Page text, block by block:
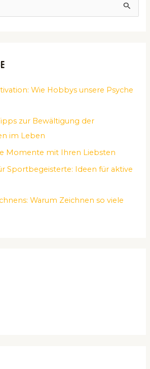
Wie Hobbys unsere Psyche
zur Bewältigung der
im Leben
Momente mit Ihren Liebsten
Sportbegeisterte: Ideen für aktive
Warum Zeichnen so viele